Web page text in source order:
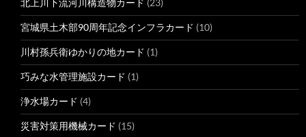
北上川下流河川構造物カード (23)
宮城県土木部90周年記念インフラカード (10)
川村孫兵衛ゆかりの地カード (1)
巧みな水管理施設カード (1)
浄水場カード (4)
災害対策用機械カード (15)